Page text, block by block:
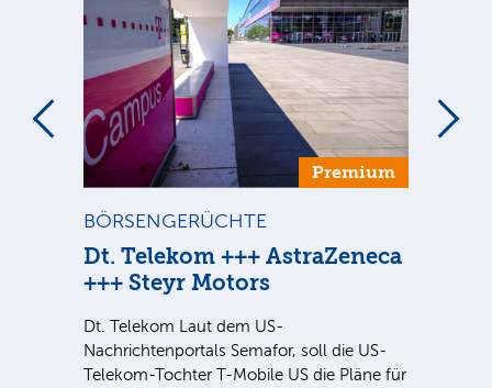
Premium
BÖRSENGERÜCHTE
Dt. Telekom +++ AstraZeneca
+++ Steyr Motors
Dt. Telekom Laut dem US-
Nachrichtenportals Semafor, soll die US-
Telekom-Tochter T-Mobile US die Pläne für